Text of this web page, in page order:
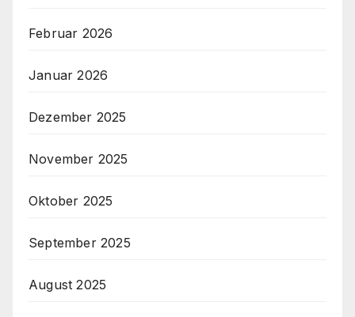
Februar 2026
Januar 2026
Dezember 2025
November 2025
Oktober 2025
September 2025
August 2025